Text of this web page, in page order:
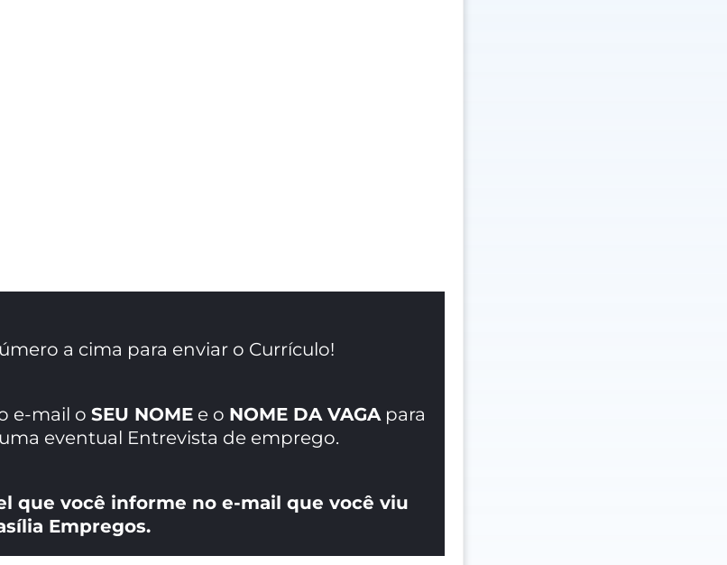
a cima para enviar o Currículo!
e-mail oSEU NOME e o NOME DA VAGA para
eventual Entrevista de emprego.
que você informe no e-mail que você viu
Empregos.